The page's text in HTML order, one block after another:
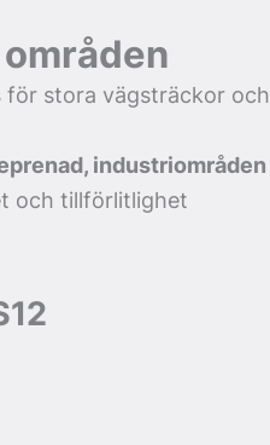
för stora vägsträckor och
industriområden
och tillförlitlighet